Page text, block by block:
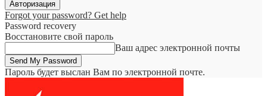
Forgot your password? Get help
Password recovery
Восстановите свой пароль
Ваш адрес электронной почты
Пароль будет выслан Вам по электронной почте.